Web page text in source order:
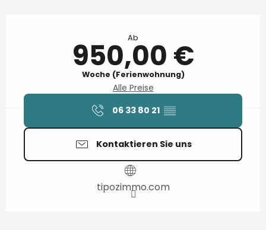
Ab
950,00 €
Woche (Ferienwohnung)
Alle Preise
06 33 80 21 ▒▒
Kontaktieren Sie uns
tipozimmo.com